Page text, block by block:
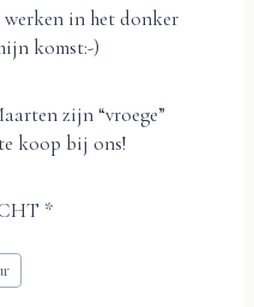
werken in het donker
komst:-)
zijn “vroege”
koop bij ons!
*